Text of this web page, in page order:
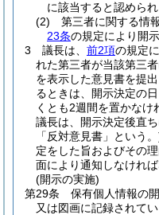
に該当すると認められ
(2)
第三者に関する情
23条の規定により開
3
議長は、 前2項の規定
れた第三者が当該第三
を表示した意見書を提
るときは、開示決定の
くとも2週間を置かなけ
議長は、開示決定後直
「反対意見書」という
定をした旨およびその
面により通知しなければ
(開示の実施)
第29条
保有個人情報の
又は図画に記録されて